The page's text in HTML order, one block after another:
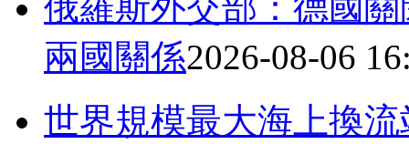
兩國關係2026-08-06
世界規模最大海上換